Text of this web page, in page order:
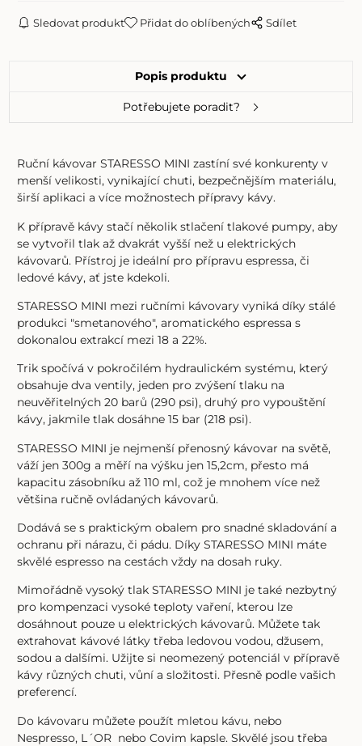
Sledovat produkt Přidat do oblíbených Sdílet
Popis produktu
Potřebujete poradit?
Ruční kávovar STARESSO MINI zastíní své konkurenty v
menší velikosti, vynikající chuti, bezpečnějším materiálu,
širší aplikaci a více možnostech přípravy kávy.
K přípravě kávy stačí několik stlačení tlakové pumpy, aby
se vytvořil tlak až dvakrát vyšší než u elektrických
kávovarů. Přístroj je ideální pro přípravu espressa, či
ledové kávy, ať jste kdekoli.
STARESSO MINI mezi ručními kávovary vyniká díky stálé
produkci "smetanového", aromatického espressa s
dokonalou extrakcí mezi 18 a 22%.
Trik spočívá v pokročilém hydraulickém systému, který
obsahuje dva ventily, jeden pro zvýšení tlaku na
neuvěřitelných 20 barů (290 psi), druhý pro vypouštění
kávy, jakmile tlak dosáhne 15 bar (218 psi).
STARESSO MINI je nejmenší přenosný kávovar na světě,
váží jen 300g a měří na výšku jen 15,2cm, přesto má
kapacitu zásobníku až 110 ml, což je mnohem více než
většina ručně ovládaných kávovarů.
Dodává se s praktickým obalem pro snadné skladování a
ochranu při nárazu, či pádu. Díky STARESSO MINI máte
skvělé espresso na cestách vždy na dosah ruky.
Mimořádně vysoký tlak STARESSO MINI je také nezbytný
pro kompenzaci vysoké teploty vaření, kterou lze
dosáhnout pouze u elektrických kávovarů. Můžete tak
extrahovat kávové látky třeba ledovou vodou, džusem,
sodou a dalšími. Užijte si neomezený potenciál v přípravě
kávy různých chuti, vůní a složitosti. Přesně podle vašich
preferencí.
Do kávovaru můžete použít mletou kávu, nebo
Nespresso, L´OR nebo Covim kapsle. Skvělé jsou třeba